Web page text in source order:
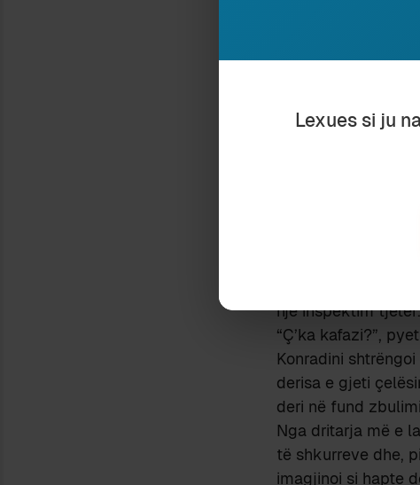
lavde; atë
“Bëj një gjë për
“Gjëja” nuk u
bosh, Konradini u
Përnatë, në terrin
mugëtirën e
një inspektim tjetër.
“Ç’ka kafazi?”,
Konradini
derisa e gjeti
deri në fund
Nga dritarja më e
të shkurreve dhe,
imagjinoi si hapte
Lexues si ju